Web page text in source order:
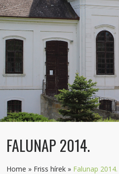
FALUNAP 2014.
Home » Friss hírek » Falunap 2014.